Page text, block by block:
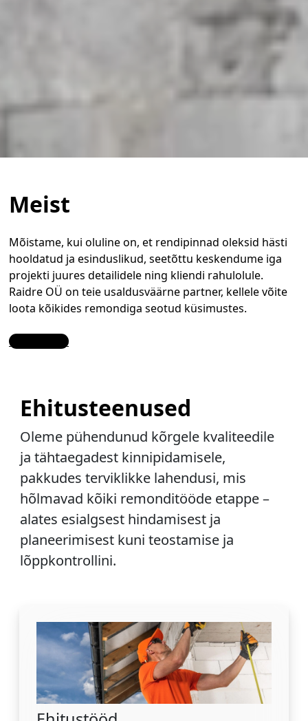
Meist
Mõistame, kui oluline on, et rendipinnad oleksid hästi
hooldatud ja esinduslikud, seetõttu keskendume iga
projekti juures detailidele ning kliendi rahulolule.
Raidre OÜ on teie usaldusväärne partner, kellele võite
loota kõikides remondiga seotud küsimustes.
Contact Us
Ehitusteenused
Oleme pühendunud kõrgele kvaliteedile
ja tähtaegadest kinnipidamisele,
pakkudes terviklikke lahendusi, mis
hõlmavad kõiki remonditööde etappe –
alates esialgsest hindamisest ja
planeerimisest kuni teostamise ja
lõppkontrollini.